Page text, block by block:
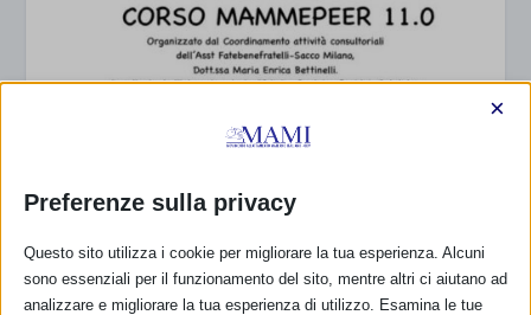
CORSO MAMMEPEER 11.0
Preferenze sulla privacy
×
Questo sito utilizza i cookie per migliorare la tua esperienza. Alcuni
sono essenziali per il funzionamento del sito, mentre altri ci aiutano ad
analizzare e migliorare la tua esperienza di utilizzo. Esamina le tue